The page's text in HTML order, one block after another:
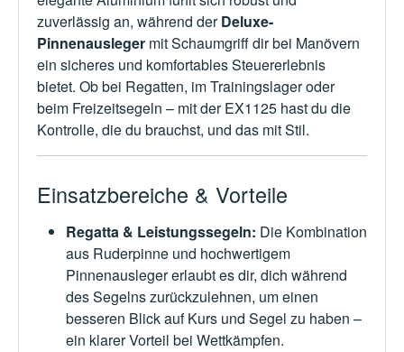
zuverlässig an, während derDeluxe-
Pinnenausleger mit Schaumgriff dir bei Manövern
ein sicheres und komfortables Steuererlebnis
bietet. Ob bei Regatten, im Trainingslager oder
beim Freizeitsegeln – mit der EX1125 hast du die
Kontrolle, die du brauchst, und das mit Stil.
Einsatzbereiche & Vorteile
Regatta & Leistungssegeln: Die Kombination
aus Ruderpinne und hochwertigem
Pinnenausleger erlaubt es dir, dich während
des Segelns zurückzulehnen, um einen
besseren Blick auf Kurs und Segel zu haben –
ein klarer Vorteil bei Wettkämpfen.